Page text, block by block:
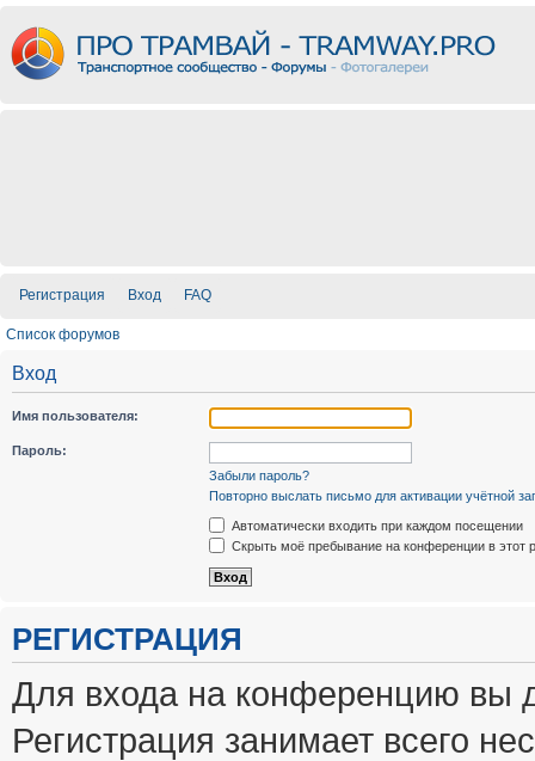
Регистрация Вход FAQ
Список форумов
Вход
Имя пользователя:
Пароль:
Забыли пароль?
Повторно выслать письмо для активации учётной
Автоматически входить при каждом посещении
Скрыть моё пребывание на конференции в этот
РЕГИСТРАЦИЯ
Для входа на конференцию вы
Регистрация занимает всего